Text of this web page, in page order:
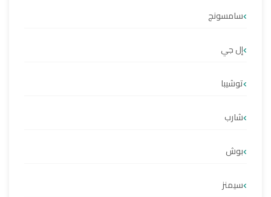
سامسونج
إل جي
توشيبا
شارب
بوش
سيمنز